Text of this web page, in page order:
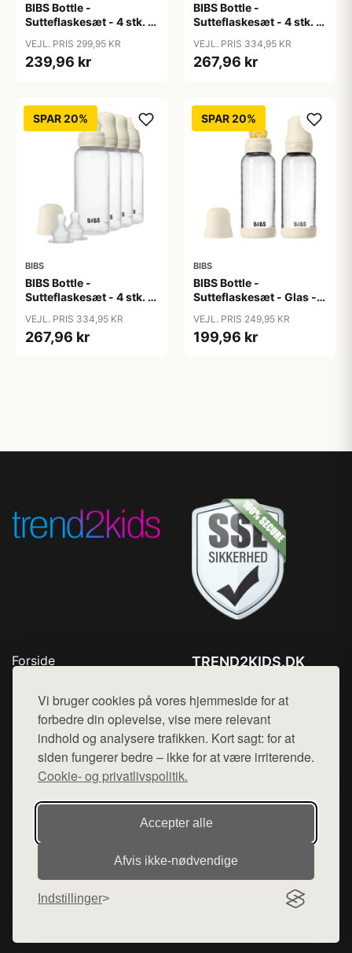
Vi bruger cookies på vores hjemmeside for at
forbedre din oplevelse, vise mere relevant
indhold og analysere trafikken. Kort sagt: for at
siden fungerer bedre – ikke for at være irriterende.
Cookie- og privatlivspolitik.
Accepter alle
Afvis ikke‑nødvendige
Indstillinger
BIBS Bottle -
Sutteflaskesæt - 4 stk. -
150ml - Ivory
VEJL. PRIS 299,95 KR
239,96 kr
BIBS Bottle -
Sutteflaskesæt - 4 stk. -
270ml - Ivory
VEJL. PRIS 334,95 KR
267,96 kr
SPAR 20%
BIBS
BIBS Bottle -
Sutteflaskesæt - 4 stk. -
270ml - Ivory
VEJL. PRIS 334,95 KR
267,96 kr
SPAR 20%
BIBS
BIBS Bottle -
Sutteflaskesæt - Glas -
Naturgummi/Medium
Flow/Rund - 240ml -
VEJL. PRIS 249,95 KR
199,96 kr
Forside
Top Rabatter
Blog
Kontakt
TREND2KIDS.DK
Mail: hej@want.dk
Cookie- og privatlivspolitik
Denne side er en del af want.dk, der udgiver en række
hjemmesider med præsentation af forskellige produkter fra
diverse webshops. Der sælges ikke varer fra denne side - vi
henviser til de shops, som sælger varen. Vi har heller ikke
varerne på lager.